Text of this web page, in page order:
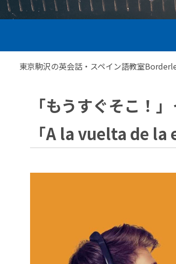
東京駒沢の英会話・スペイン語教室
「もうすぐそこ！
「A la vuelta de